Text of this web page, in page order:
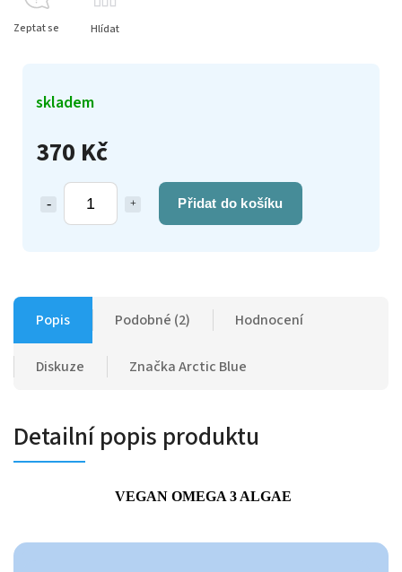
370 Kč
Přidat do košíku
skladem
Zeptat se Hlídat
Popis Podobné (2) Hodnocení
Diskuze ZnačkaArctic Blue
Detailní popis produktu
VEGAN OMEGA 3 ALGAE